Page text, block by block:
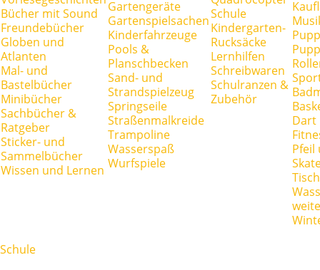
Bücher mit Sound
Freundebücher
Globen und
Atlanten
Mal- und
Bastelbücher
Minibücher
Sachbücher &
Ratgeber
Sticker- und
Sammelbücher
Wissen und Lernen
Gartengeräte
Gartenspielsachen
Kinderfahrzeuge
Pools &
Planschbecken
Sand- und
Strandspielzeug
Springseile
Straßenmalkreide
Trampoline
Wasserspaß
Wurfspiele
Schule
Kindergarten-
Rucksäcke
Lernhilfen
Schreibwaren
Schulranzen &
Zubehör
Dart
Pfeil
Schule